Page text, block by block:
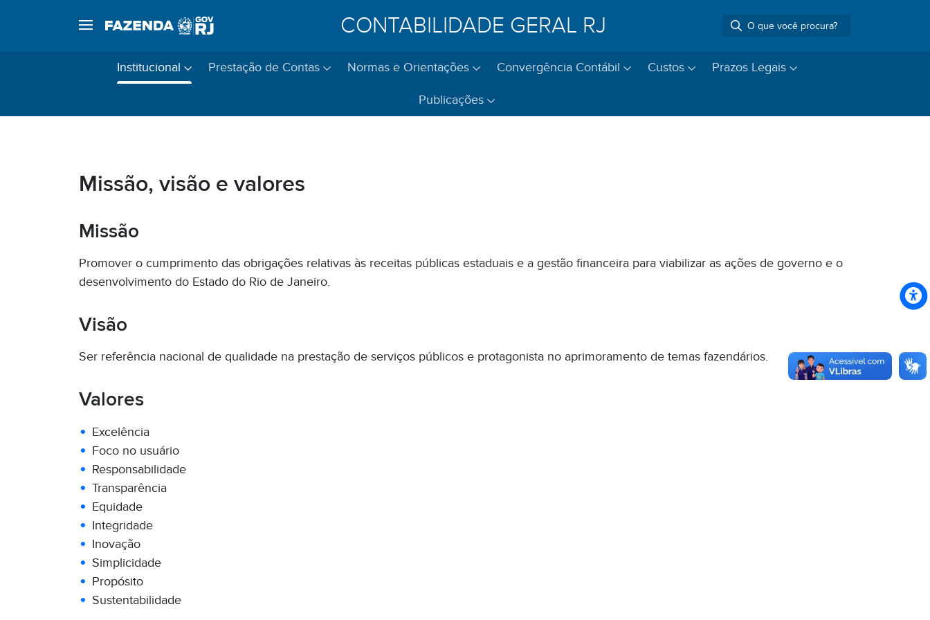
CONTABILIDADE GERAL RJ
Institucional Prestação de Contas Normas e Orientações Convergência Contábil Custos Prazos Legais
Publicações
Missão, visão e valores
Missão
Promover o cumprimento das obrigações relativas às receitas públicas estaduais e a gestão financeira para viabilizar as ações de governo e o
desenvolvimento do Estado do Rio de Janeiro.
Visão
Ser referência nacional de qualidade na prestação de serviços públicos e protagonista no aprimoramento de temas fazendários.
Valores
Excelência
Foco no usuário
Responsabilidade
Transparência
Equidade
Integridade
Inovação
Simplicidade
Propósito
Sustentabilidade